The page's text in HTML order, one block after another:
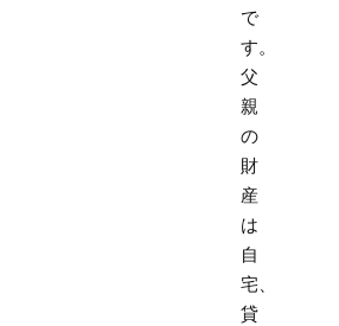
で
す。
父
親
の
財
産
は
自
宅、
貸